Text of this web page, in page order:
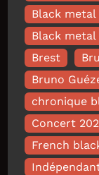
Black metal
Black metal
Brest
Bruno
chronique
Concert
French